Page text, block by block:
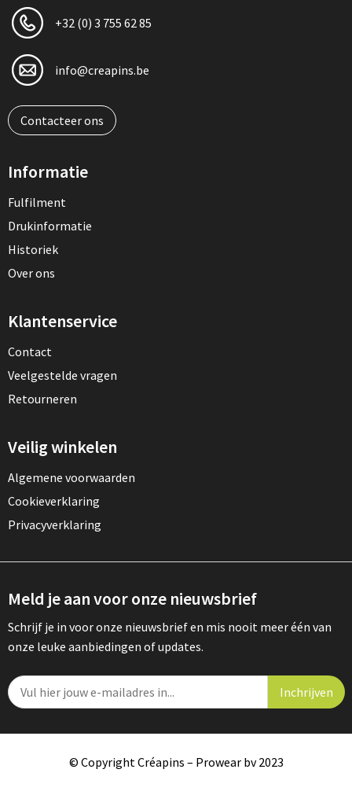
+32 (0) 3 755 62 85
info@creapins.be
Contacteer ons
Informatie
Fulfilment
Drukinformatie
Historiek
Over ons
Klantenservice
Contact
Veelgestelde vragen
Retourneren
Veilig winkelen
Algemene voorwaarden
Cookieverklaring
Privacyverklaring
Meld je aan voor onze nieuwsbrief
Schrijf je in voor onze nieuwsbrief en mis nooit meer één van
onze leuke aanbiedingen of updates.
© Copyright Créapins – Prowear bv 2023